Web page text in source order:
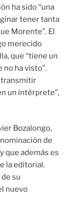
ha sido “una
tener tanta
Morente”. El
merecido
que “tiene un
no ha visto”.
transmitir
un intérprete”,
Bozalongo,
de
que además es
la editorial.
su
nuevo